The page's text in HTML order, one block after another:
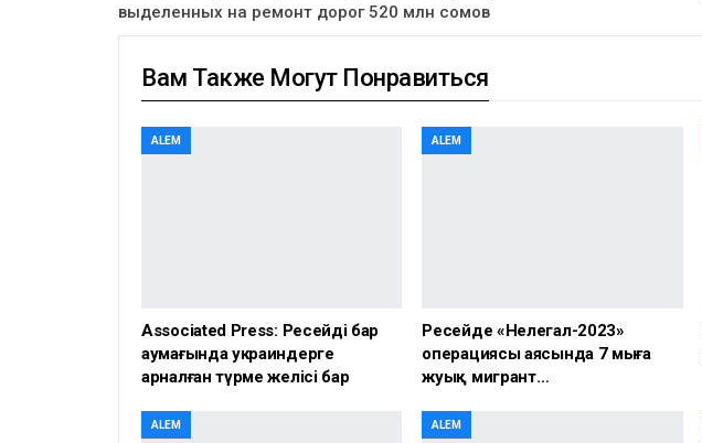
выделенных на ремонт дорог 520 млн сомов
Вам Также Могут Понравиться
ALEM
Associated Press: Ресейдің бар
аумағында украиндерге
арналған түрме желісі бар
ALEM
Ресейде «Нелегал-2023»
операциясы аясында 7 мыңға
жуық мигрант…
ALEM ALEM